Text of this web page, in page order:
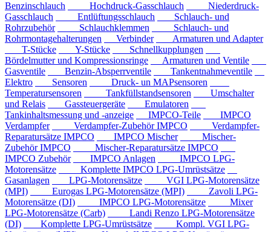
Benzinschlauch
Hochdruck-Gasschlauch
Niederdruck-
Gasschlauch
Entlüftungsschlauch
Schlauch- und
Rohrzubehör
Schlauchklemmen
Schlauch- und
Rohrmontagehalterungen
Verbinder
Armaturen und Adapter
T-Stücke
Y-Stücke
Schnellkupplungen
Bördelmutter und Kompressionsringe
Armaturen und Ventile
Gasventile
Benzin-Absperrventile
Tankentnahmeventile
Elektro
Sensoren
Druck- un MAPsensoren
Temperatursensoren
Tankfüllstandsensoren
Umschalter
und Relais
Gassteuergeräte
Emulatoren
Tankinhaltsmessung und -anzeige
IMPCO-Teile
IMPCO
Verdampfer
Verdampfer-Zubehör IMPCO
Verdampfer-
Reparatursätze IMPCO
IMPCO Mischer
Mischer-
Zubehör IMPCO
Mischer-Reparatursätze IMPCO
IMPCO Zubehör
IMPCO Anlagen
IMPCO LPG-
Motorensätze
Komplette IMPCO LPG-Umrüstsätze
Gasanlagen
LPG-Motorensätze
VGI LPG-Motorensätze
(MPI)
Eurogas LPG-Motorensätze (MPI)
Zavoli LPG-
Motorensätze (DI)
IMPCO LPG-Motorensätze
Mixer
LPG-Motorensätze (Carb)
Landi Renzo LPG-Motorensätze
(DI)
Komplette LPG-Umrüstsätze
Kompl. VGI LPG-